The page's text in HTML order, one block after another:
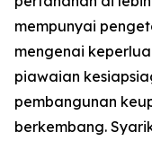
mempunyai
mengenai
piawaian
pembangunan
berkembang.